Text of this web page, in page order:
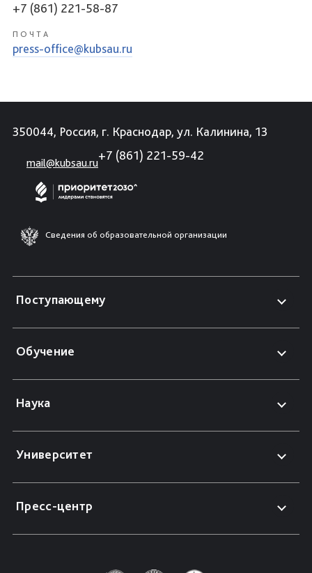
+7 (861) 221-58-87
ПОЧТА
press-office@kubsau.ru
350044, Россия, г. Краснодар, ул. Калинина, 13
mail@kubsau.ru
+7 (861) 221-59-42
Сведения об образовательной организации
Поступающему
Обучение
Наука
Университет
Пресс-центр